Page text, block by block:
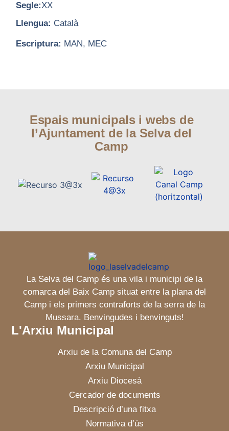
Segle:XX
Llengua: Català
Escriptura: MAN, MEC
Espais municipals i webs de
l’Ajuntament de la Selva del
Camp
La Selva del Camp és una vila i municipi de la
comarca del Baix Camp situat entre la plana del
Camp i els primers contraforts de la serra de la
Mussara. Benvingudes i benvinguts!
L'Arxiu Municipal
Arxiu de la Comuna del Camp
Arxiu Municipal
Arxiu Diocesà
Cercador de documents
Descripció d’una fitxa
Normativa d’ús